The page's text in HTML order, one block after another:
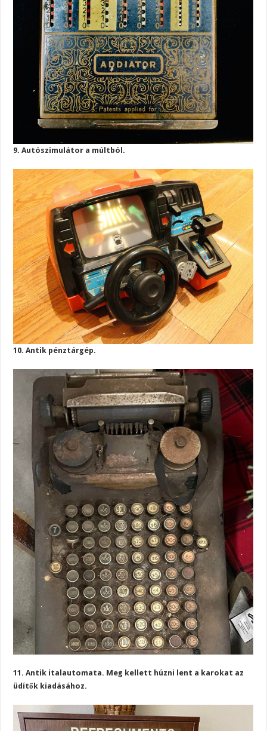
9. Autószimulátor a múltból.
10. Antik pénztárgép.
11. Antik italautomata. Meg kellett húzni lent a karokat az
üdítők kiadásához.